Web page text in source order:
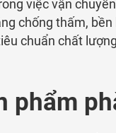
việc vận
chống thấm, bền
chuẩn chất
phẩm